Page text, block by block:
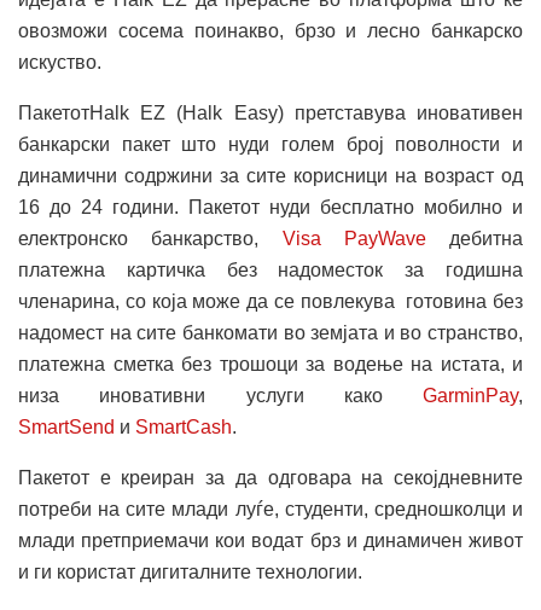
овозможи сосема поинакво, брзо и лесно банкарско
искуство.
ПакетотHalk EZ (Halk Easy) претставува иновативен
банкарски пакет што нуди голем број поволности и
динамични содржини за сите корисници на возраст од
16 до 24 години. Пакетот нуди бесплатно мобилно и
електронско банкарство, Visa PayWaveдебитна
платежна картичка без надоместок за годишна
членарина, со која може да се повлекува готовина без
надомест на сите банкомати во земјата и во странство,
платежна сметка без трошоци за водење на истата, и
низа иновативни услуги како GarminPay,
SmartSend и SmartCash.
Пакетот е креиран за да одговара на секојдневните
потреби на сите млади луѓе, студенти, средношколци и
млади претприемачи кои водат брз и динамичен живот
и ги користат дигиталните технологии.